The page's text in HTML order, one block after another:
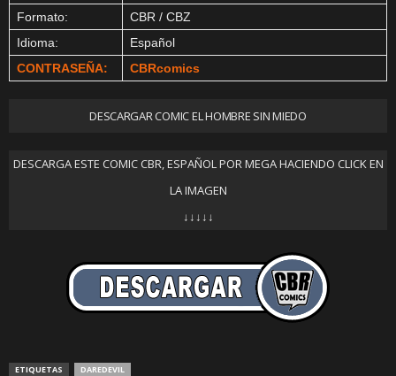
Formato:
CBR / CBZ
Idioma:
Español
CONTRASEÑA:
CBRcomics
DESCARGAR COMIC EL HOMBRE SIN MIEDO
DESCARGA ESTE COMIC CBR, ESPAÑOL POR MEGA HACIENDO CLICK EN
LA IMAGEN
↓↓↓↓↓
ETIQUETAS DAREDEVIL